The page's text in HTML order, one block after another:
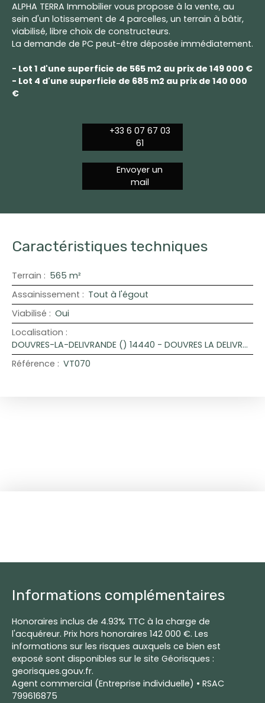
ALPHA TERRA Immobilier vous propose à la vente, au
sein d'un lotissement de 4 parcelles, un terrain à bâtir,
viabilisé, libre choix de constructeurs.
La demande de PC peut-être déposée immédiatement.
- Lot 1 d'une superficie de 565 m2 au prix de 149 000 €
- Lot 4 d'une superficie de 685 m2 au prix de 140 000
€
+33 6 07 67 03
61
Envoyer un
mail
Caractéristiques techniques
Terrain : 565 m²
Assainissement : Tout à l'égout
Viabilisé : Oui
Localisation :
DOUVRES-LA-DELIVRANDE () 14440 - DOUVRES LA DELIVRANDE
Référence : VT070
Informations complémentaires
Honoraires inclus de 4.93% TTC à la charge de
l'acquéreur. Prix hors honoraires 142 000 €. Les
informations sur les risques auxquels ce bien est
exposé sont disponibles sur le site Géorisques :
georisques.gouv.fr.
Agent commercial (Entreprise individuelle) • RSAC
799616875